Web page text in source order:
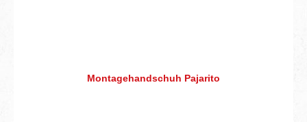
Montagehandschuh Pajarito